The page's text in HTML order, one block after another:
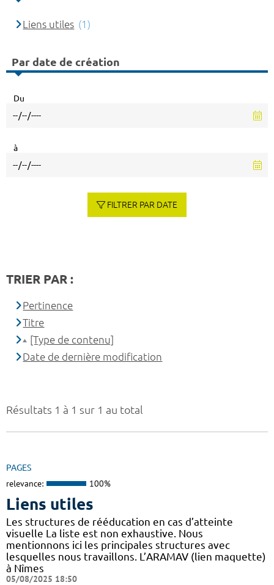
Résultats 1 à 1 sur 1 au total
PAGES
relevance: 100%
Liens utiles
Les structures de rééducation en cas d’atteinte
visuelle La liste est non exhaustive. Nous
mentionnons ici les principales structures avec
lesquelles nous travaillons. L’ARAMAV (lien maquette)
à Nîmes
05/08/2025 18:50
Liens utiles (1)
Par date de création
Du
à
FILTRER PAR DATE
TRIER PAR :
Pertinence
Titre
[Type de contenu]
Date de dernière modification